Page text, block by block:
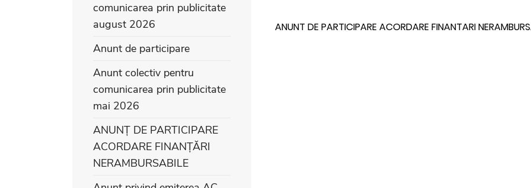
ANUNT DE PARTICIPARE ACORDARE FINANTARI
comunicarea prin publicitate
august 2026
Anunt de participare
Anunt colectiv pentru
comunicarea prin publicitate
mai 2026
ANUNȚ DE PARTICIPARE
ACORDARE FINANȚĂRI
NERAMBURSABILE